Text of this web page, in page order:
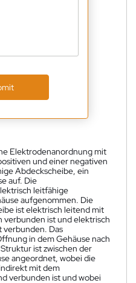
Elektrodenanordnung mit
und einer negativen
Abdeckscheibe, ein
auf. Die
leitfähige
aufgenommen. Die
ist elektrisch leitend mit
verbunden ist und elektrisch
Das
in dem Gehäuse nach
ist zwischen der
angeordnet, wobei die
mit dem
verbunden ist und wobei